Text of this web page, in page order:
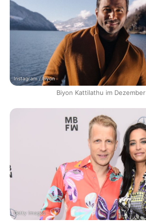
Instagram / biyon
Biyon Kattilathu im
Getty Images